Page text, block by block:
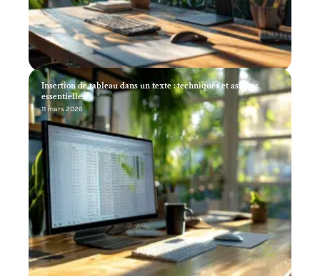
Insertion de tableau dans un texte : techniques et astuces
essentielles
11 mars 2026